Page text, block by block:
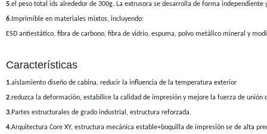
5.el peso total ids alrededor de 300g. La extrusora se desarrolla de forma independiente
6.Imprimible en materiales mixtos, incluyendo:
ESD antiestático, fibra de carbono, fibra de vidrio, espuma, polvo metálico mineral y
Características
1.aislamiento diseño de cabina, reducir la influencia de la temperatura exterior
2.reduzca la deformación, estabilice la calidad de impresión y mejore la fuerza de unión
3.Partes estructurales de grado industrial, estructura reforzada.
4.Arquitectura Core XY, estructura mecánica estable+boquilla de impresión se de alta